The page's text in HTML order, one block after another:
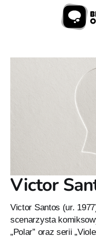
Victor
Victor Santos (ur.
scenarzysta
„Polar” oraz serii